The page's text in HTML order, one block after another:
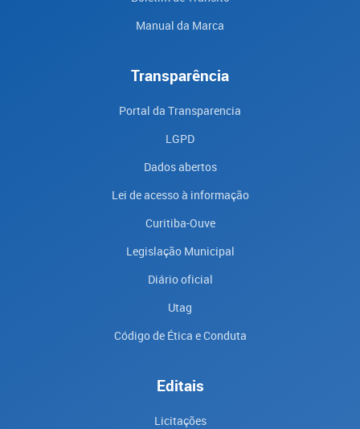
Manual da Marca
Transparência
Portal da Transparencia
LGPD
Dados abertos
Lei de acesso à informação
Curitiba-Ouve
Legislação Municipal
Diário oficial
Utag
Código de Ética e Conduta
Editais
Licitações